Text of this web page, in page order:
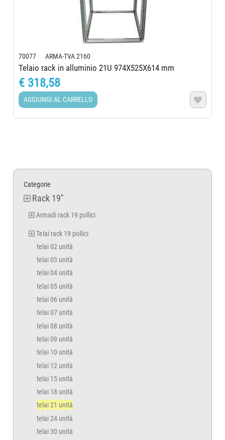
70077 ARMA-TVA 2160
Telaio rack in alluminio 21U 974X525X614 mm
€ 318,58
AGGIUNGI AL CARRELLO 
Categorie
Rack 19''
Armadi rack 19 pollici
Telai rack 19 pollici
telai 02 unità
telai 03 unità
telai 04 unità
telai 05 unità
telai 06 unità
telai 07 unità
telai 08 unità
telai 09 unità
telai 10 unità
telai 12 unità
telai 15 unità
telai 18 unità
telai 21 unità
telai 24 unità
telai 30 unità